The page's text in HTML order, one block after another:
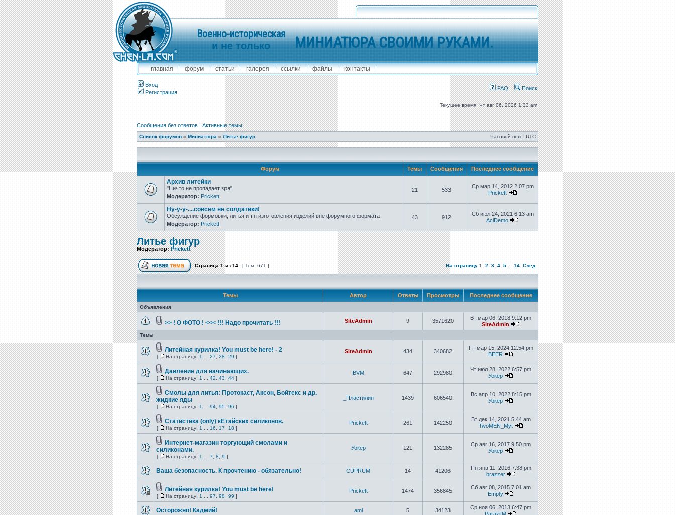
Военно-историческая
и не только МИНИАТЮРА СВОИМИ РУКАМИ.
главная форум статьи галерея ссылки файлы контакты
Вход
Регистрация
FAQ Поиск
Текущее время: Чт авг 06, 2026 1:33 am
Сообщения без ответов|Активные темы
Список форумов » Миниатюра » Литье фигур Часовой пояс: UTC
Форум Темы Сообщения Последнее сообщение
Архив литейки
"Ничто не пропадает зря"
Модератор: Prickett
21 533
Ср мар 14, 2012 2:07 pm
Prickett
Ну-у-у-....совсем не солдатики!
Обсуждение формовки, литья и т.п изготовления изделий вне форумного формата
Модератор: Prickett
43 912
Сб июл 24, 2021 6:13 am
AciDemo
Литье фигур
Модератор:Prickett
Страница1из14 [ Тем: 671 ] На страницу 1,2,3,4,5...14 След.
Темы Автор Ответы Просмотры Последнее сообщение
Объявления
>> ! О ФОТО ! <<< !!! Надо прочитать !!! SiteAdmin 9 3571620
Вт мар 06, 2018 9:12 pm
SiteAdmin
Темы
Литейная курилка! You must be here! - 2
[ На страницу: 1 27 28 29 ]
SiteAdmin 434 340682
Пт мар 15, 2024 12:54 pm
BEER
Давление для начинающих.
[ На страницу: 1 42 43 44 ]
BVM 647 292980
Чт июл 28, 2022 6:57 pm
Уокер
Смолы для литья: Протокаст, Аксон, Бойтекс и др.
жидкие яды
[ На страницу: 1 94 95 96 ]
_Пластилин 1439 606540
Вс апр 10, 2022 8:15 pm
Уокер
Статистика (only) кЕтайских силиконов.
[ На страницу: 1 16 17 18 ]
Prickett 261 142250
Вт дек 14, 2021 5:44 am
TwoMEN_Myt
Интернет-магазин торгующий смолами и
силиконами.
[ На страницу: 1 7 8 9 ]
Уокер 121 132285
Ср авг 16, 2017 9:50 pm
Уокер
Ваша безопасность. К прочтению - обязательно! CUPRUM 14 41206
Пн янв 11, 2016 7:38 pm
brazzer
Литейная курилка! You must be here!
[ На страницу: 1 97 98 99 ]
Prickett 1474 356845
Сб авг 08, 2015 7:01 am
Empty
Осторожно! Кадмий! aml 5 34123
Ср ноя 06, 2013 6:47 pm